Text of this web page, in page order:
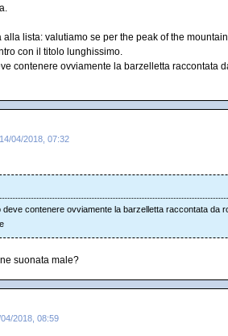
lista: valutiamo se per the peak of the
con il titolo lunghissimo.
contenere ovviamente la barzelletta raccontata
14/04/2018, 07:32
deve contenere ovviamente la barzelletta raccontata da
suonata male?
04/2018, 08:59